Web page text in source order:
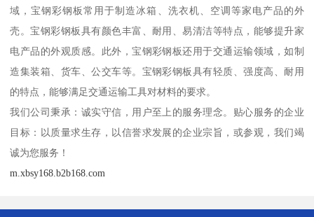
域，宝钢彩钢板常用于制造冰箱、洗衣机、空调等家电产品的外
壳。宝钢彩钢板具有颜色丰富、耐用、易清洁等特点，能够提升家
电产品的外观质感。此外，宝钢彩钢板还用于交通运输领域，如制
造集装箱、货车、公交车等。宝钢彩钢板具有轻质、强度高、耐用
的特点，能够满足交通运输工具对材料的要求。
我们公司秉承：诚实守信，用户至上的服务理念。贴心服务的企业
目标：以质量求生存，以信誉求发展的企业宗旨，或参观，我们竭
诚为您服务！
m.xbsy168.b2b168.com